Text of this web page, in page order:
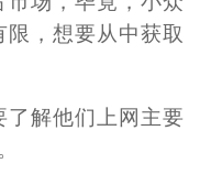
，想要从中获取
了解他们上网主要